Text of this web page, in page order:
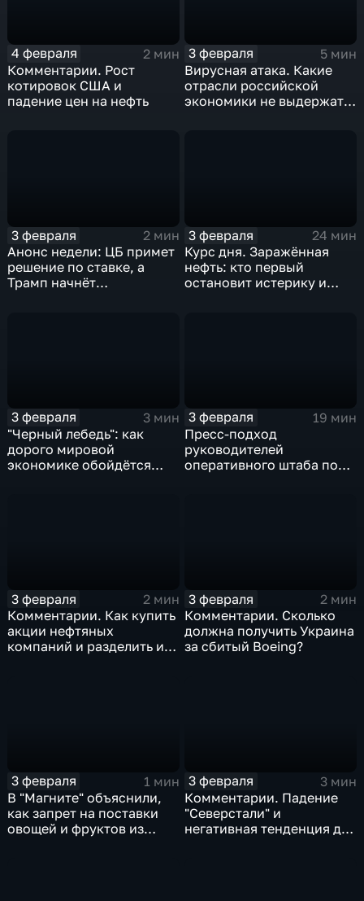
4 февраля
2 мин
Комментарии. Рост
котировок США и
падение цен на нефть
3 февраля
5 мин
Вирусная атака. Какие
отрасли российской
экономики не выдержат
3 февраля
2 мин
Анонс недели: ЦБ примет
решение по ставке, а
Трамп начнёт
3 февраля
24 мин
Курс дня. Заражённая
нефть: кто первый
остановит истерику и
3 февраля
3 мин
"Черный лебедь": как
дорого мировой
экономике обойдётся
3 февраля
19 мин
Пресс-подход
руководителей
оперативного штаба по
3 февраля
2 мин
Комментарии. Как купить
акции нефтяных
компаний и разделить их
3 февраля
2 мин
Комментарии. Сколько
должна получить Украина
за сбитый Boeing?
3 февраля
1 мин
В "Магните" объяснили,
как запрет на поставки
овощей и фруктов из
3 февраля
3 мин
Комментарии. Падение
"Северстали" и
негативная тенденция для